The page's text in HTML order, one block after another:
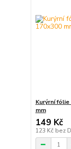
Kurýrní
mm
149 Kč
123 Kč bez